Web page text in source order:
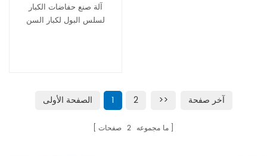
آلة صنع حفاضات الكبار
لسلس البول لكبار السن
الصفحة الأولى 1 2 >> آخر صفحة
ما مجموعه 2 صفحات